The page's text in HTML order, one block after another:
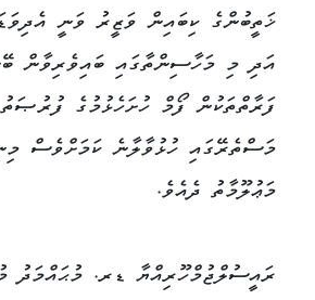
ޚަތީބުންގެ ކިބައިން ވަޒީރު ވަނީ
އަދި މި މަހާސިންތާގައި ބައިވެރިވާން
ފަރާތްތަކުން ފޯމް ހުށަހެޅުމުގެ
މަސްތެރޭގައި ހުޅުވާލާނެ ކަމަށްވެސް
މަޢުލޫމާތު ދެއެވެ.
ރައީސުލްޖުމްހޫރިއްޔާ ޑރ.